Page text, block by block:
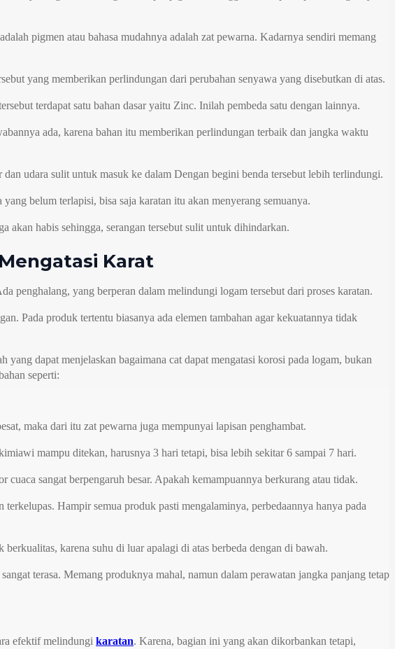
pigmen atau bahasa mudahnya adalah zat pewarna. Kadarnya sendiri memang
yang memberikan perlindungan dari perubahan senyawa yang disebutkan di atas.
terdapat satu bahan dasar yaitu Zinc. Inilah pembeda satu dengan lainnya.
ada, karena bahan itu memberikan perlindungan terbaik dan jangka waktu
udara sulit untuk masuk ke dalam Dengan begini benda tersebut lebih terlindungi.
belum terlapisi, bisa saja karatan itu akan menyerang semuanya.
akan habis sehingga, serangan tersebut sulit untuk dihindarkan.
Karat
penghalang, yang berperan dalam melindungi logam tersebut dari proses karatan.
Pada produk tertentu biasanya ada elemen tambahan agar kekuatannya tidak
dapat menjelaskan bagaimana cat dapat mengatasi korosi pada logam, bukan
seperti:
maka dari itu zat pewarna juga mempunyai lapisan penghambat.
mampu ditekan, harusnya 3 hari tetapi, bisa lebih sekitar 6 sampai 7 hari.
sangat berpengaruh besar. Apakah kemampuannya berkurang atau tidak.
Hampir semua produk pasti mengalaminya, perbedaannya hanya pada
karena suhu di luar apalagi di atas berbeda dengan di bawah.
terasa. Memang produknya mahal, namun dalam perawatan jangka panjang tetap
efektif melindungi karatan. Karena, bagian ini yang akan dikorbankan tetapi,